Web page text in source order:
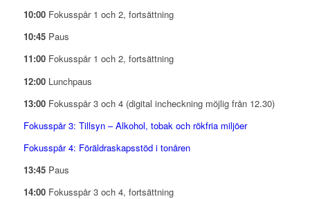
10:00Fokusspår 1 och 2, fortsättning
10:45Paus
11:00Fokusspår 1 och 2, fortsättning
12:00 Lunchpaus
13:00Fokusspår 3 och 4 (digital incheckning möjlig från 12.30)
Fokusspår 3: Tillsyn – Alkohol, tobak och rökfria miljöer
Fokusspår 4: Föräldraskapsstöd i tonåren
13:45Paus
14:00Fokusspår 3 och 4, fortsättning